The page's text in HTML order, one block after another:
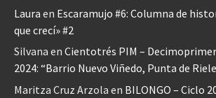
Laura en Escaramujo #6: Columna de
que crecí» #2
Silvana en Cientotrés PIM –
2024: “Barrio Nuevo Viñedo, Punta de
Maritza Cruz Arzola en BILONGO – Ciclo